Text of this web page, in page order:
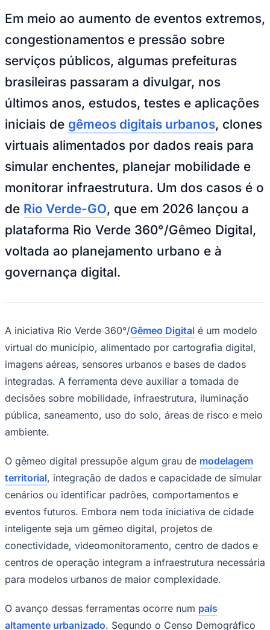
Ceará
Goiás
congestionamentos e pressão sobre
serviços públicos, algumas prefeituras
brasileiras passaram a divulgar, nos
últimos anos, estudos, testes e aplicações
iniciais de gêmeos digitais urbanos, clones
virtuais alimentados por dados reais para
simular enchentes, planejar mobilidade e
monitorar infraestrutura. Um dos casos é o
deRio Verde-GO, que em 2026 lançou a
plataforma Rio Verde 360°/Gêmeo Digital,
voltada ao planejamento urbano e à
governança digital.
A iniciativa Rio Verde 360°/Gêmeo Digitalé um modelo
imagens aéreas, sensores urbanos e bases de dados
integradas. A ferramenta deve auxiliar a tomada de
decisões sobre mobilidade, infraestrutura, iluminação
pública, saneamento, uso do solo, áreas de risco e meio
ambiente.
O gêmeo digital pressupõe algum grau de
cenários ou identificar padrões, comportamentos e
eventos futuros. Embora nem toda iniciativa de cidade
inteligente seja um gêmeo digital, projetos de
conectividade, videomonitoramento, centro de dados e
centros de operação integram a infraestrutura necessária
para modelos urbanos de maior complexidade.
O avanço dessas ferramentas ocorre numpaís
2022, do IBGE, 87,41% da população brasileira vive em